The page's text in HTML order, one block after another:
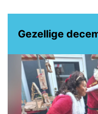
Gezellige